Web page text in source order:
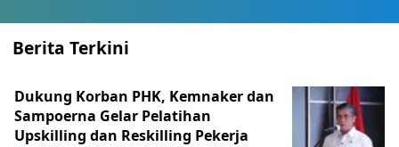
Berita Terkini
Dukung Korban PHK, Kemnaker dan
Sampoerna Gelar Pelatihan
Upskilling dan Reskilling Pekerja